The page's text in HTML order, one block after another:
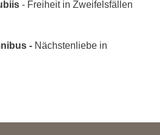
- Freiheit in Zweifelsfällen
- Nächstenliebe in